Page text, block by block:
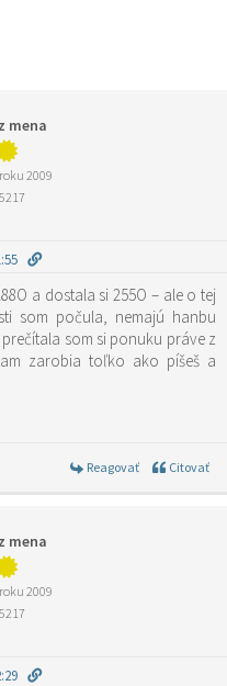
mena
2009
a dostala si 255O – ale o tej
som počula, nemajú hanbu
som si ponuku práve z
zarobia toľko ako píšeš a
Reagovať Citovať
mena
2009